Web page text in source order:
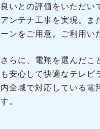
良いとの評価をいただい
アンテナ工事を実現。ま
ーンをご用意。ご利用い
さらに、電翔を選んだこ
も安心して快適なテレ
内全域で対応している電
す。